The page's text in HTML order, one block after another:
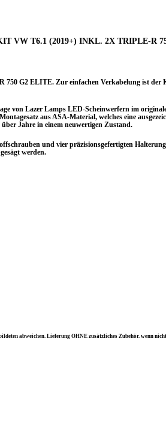
VW T6.1 (2019+) INKL. 2X TRIPLE-R
G2 ELITE. Zur einfachen Verkabelung ist
von Lazer Lamps LED-Scheinwerfern im
aus ASA-Material, welches eine
Jahre in einem neuwertigen Zustand.
und vier präzisionsgefertigten
werden.
abweichen. Lieferung OHNE zusätzliches Zubehör. wenn nicht